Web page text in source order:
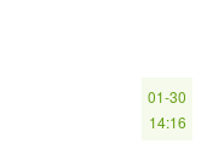
01-30
14:16